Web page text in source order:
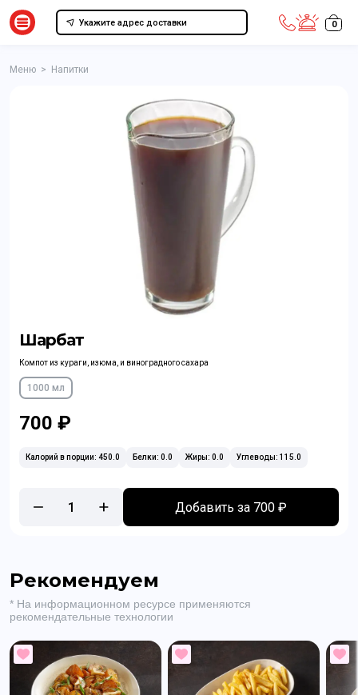
Укажите адрес доставки 0
Меню > Напитки
Шарбат
Компот из кураги, изюма, и виноградного сахара
1000 мл
700 ₽
Калорий в порции: 450.0 Белки: 0.0 Жиры: 0.0 Углеводы: 115.0
1 Добавить за 700 ₽
Рекомендуем
* На информационном ресурсе применяются
рекомендательные технологии